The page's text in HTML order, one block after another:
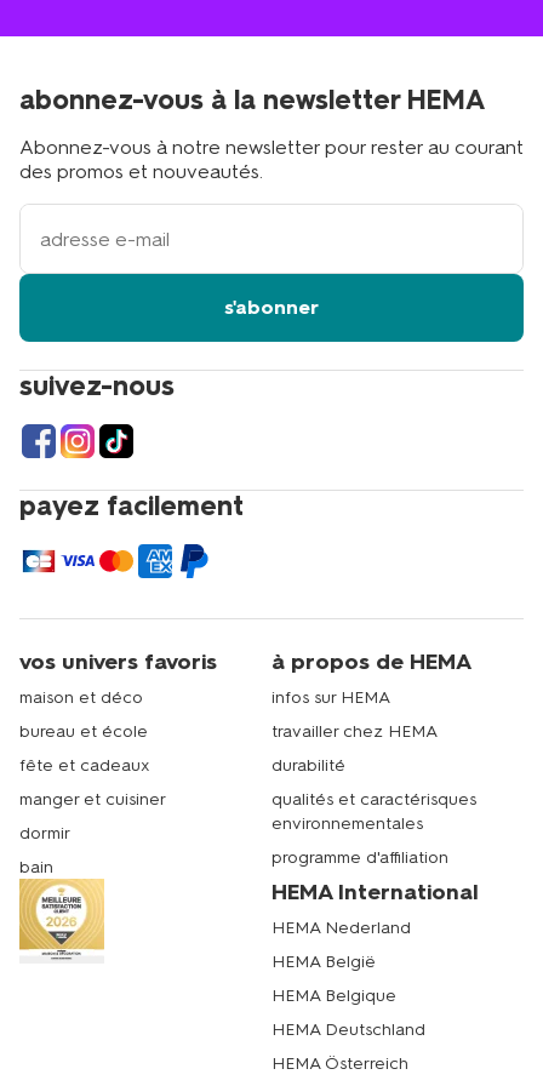
suivez-nous
payez facilement
abonnez-vous à la newsletter HEMA
Abonnez-vous à notre newsletter pour rester au courant
des promos et nouveautés.
votre
adresse
s'abonner
vos univers favoris
maison et déco
bureau et école
fête et cadeaux
manger et cuisiner
dormir
bain
à propos de HEMA
infos sur HEMA
travailler chez HEMA
durabilité
qualités et caractérisques
environnementales
programme d'affiliation
HEMA International
HEMA Nederland
HEMA België
HEMA Belgique
HEMA Deutschland
HEMA Österreich